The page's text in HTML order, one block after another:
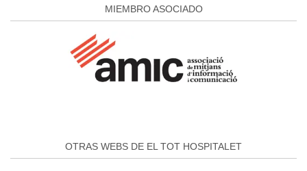
MIEMBRO ASOCIADO
OTRAS WEBS DE EL TOT HOSPITALET